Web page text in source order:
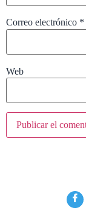
Correo electrónico *
Web